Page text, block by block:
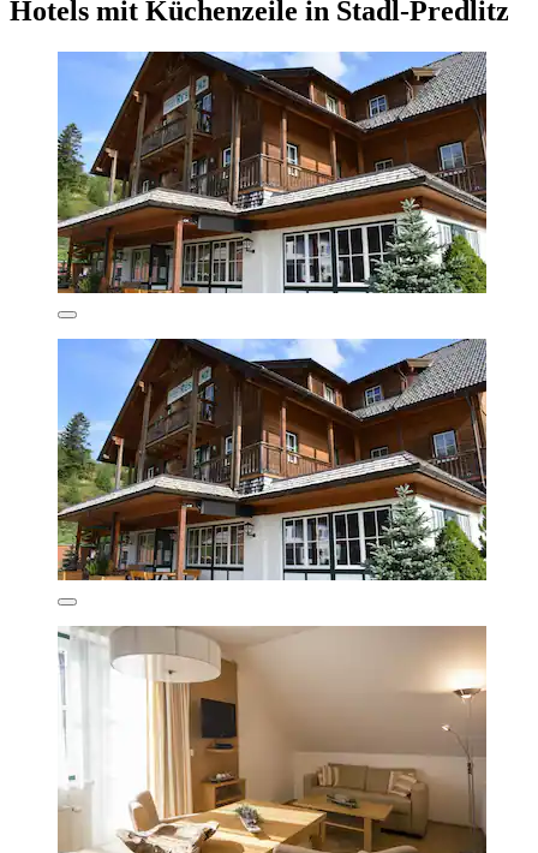
Hotels mit Küchenzeile in Stadl-Predlitz